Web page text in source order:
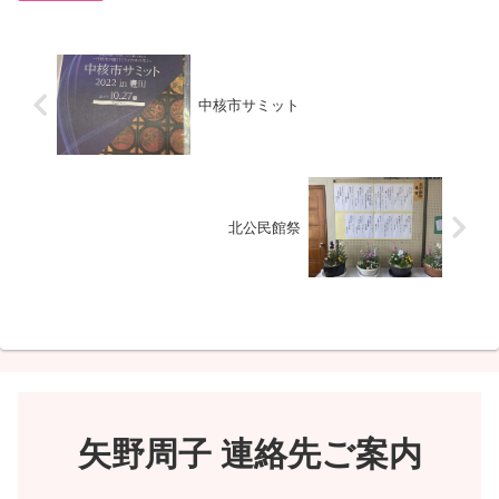
中核市サミット
北公民館祭
矢野周子 連絡先ご案内